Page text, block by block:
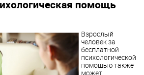
помощь
Взрослый
человек за
бесплатной
психологической
помощью также
может